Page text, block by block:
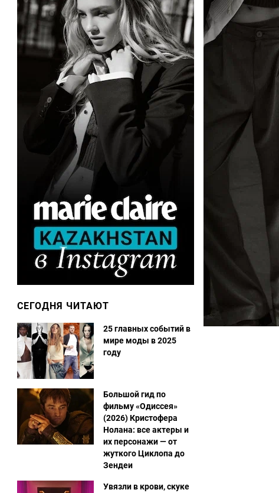
СЕГОДНЯ ЧИТАЮТ
25 главных событий в
мире моды в 2025
году
Большой гид по
фильму «Одиссея»
(2026) Кристофера
Нолана: все актеры и
их персонажи — от
жуткого Циклопа до
Зендеи
Увязли в крови, скуке